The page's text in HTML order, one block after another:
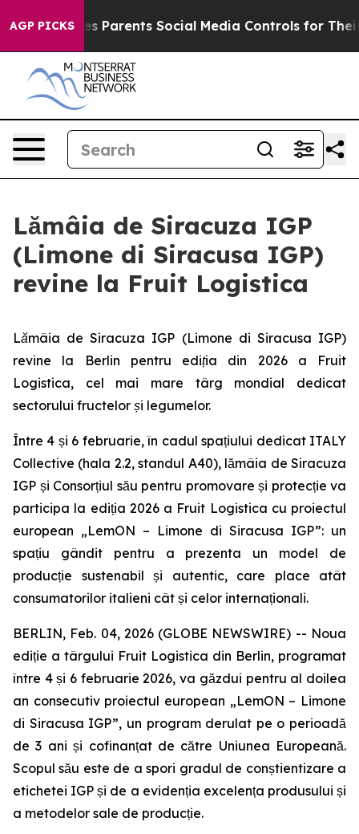
AGP PICKS
Gives Parents Social Media Controls for Their
Lămâia de Siracuza IGP
(Limone di Siracusa IGP)
revine la Fruit Logistica
Lămâia de Siracuza IGP (Limone di Siracusa IGP)
revine la Berlin pentru ediția din 2026 a Fruit
Logistica, cel mai mare târg mondial dedicat
sectorului fructelor și legumelor.
Între 4 și 6 februarie, în cadul spațiului dedicat ITALY
Collective (hala 2.2, standul A40), lămâia de Siracuza
IGP și Consorțiul său pentru promovare și protecție va
participa la ediția 2026 a Fruit Logistica cu proiectul
european „LemON – Limone di Siracusa IGP”: un
spațiu gândit pentru a prezenta un model de
producție sustenabil și autentic, care place atât
consumatorilor italieni cât și celor internaționali.
BERLIN, Feb. 04, 2026 (GLOBE NEWSWIRE) -- Noua
ediție a târgului Fruit Logistica din Berlin, programat
între 4 și 6 februarie 2026, va găzdui pentru al doilea
an consecutiv proiectul european „LemON – Limone
di Siracusa IGP”, un program derulat pe o perioadă
de 3 ani și cofinanțat de către Uniunea Europeană.
Scopul său este de a spori gradul de conștientizare a
etichetei IGP și de a evidenția excelența produsului și
a metodelor sale de producție.